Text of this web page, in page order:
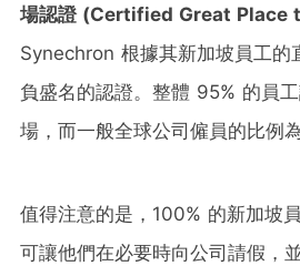
場認證(Certified Great Place
Synechron 根據其新加坡員工的
負盛名的認證。整體 95% 的員
場，而一般全球公司僱員的比例
值得注意的是，100% 的新加坡
可讓他們在必要時向公司請假，